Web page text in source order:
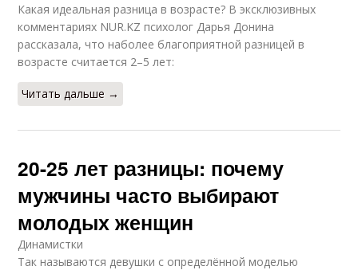
Какая идеальная разница в возрасте? В эксклюзивных
комментариях NUR.KZ психолог Дарья Донина
рассказала, что наболее благоприятной разницей в
возрасте считается 2–5 лет:
Читать дальше →
20-25 лет разницы: почему
мужчины часто выбирают
молодых женщин
Динамистки
Так называются девушки с определённой моделью